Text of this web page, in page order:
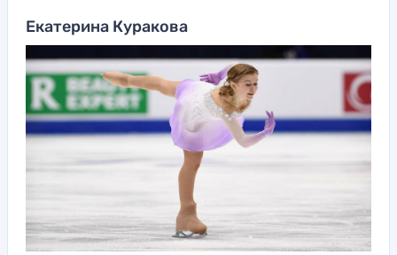
Екатерина Куракова